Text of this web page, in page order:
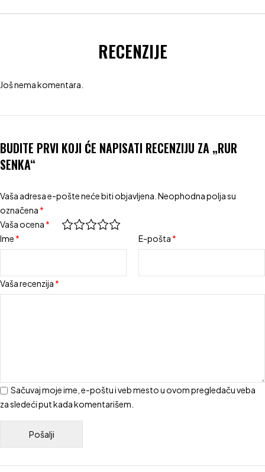
RECENZIJE
Još nema komentara.
BUDITE PRVI KOJI ĆE NAPISATI RECENZIJU ZA „RUR
SENKA“
Vaša adresa e-pošte neće biti objavljena. Neophodna polja su
označena *
Vaša ocena *
Vaša recenzija *
Ime * E-pošta *
Sačuvaj moje ime, e-poštu i veb mesto u ovom pregledaču veba
za sledeći put kada komentarišem.